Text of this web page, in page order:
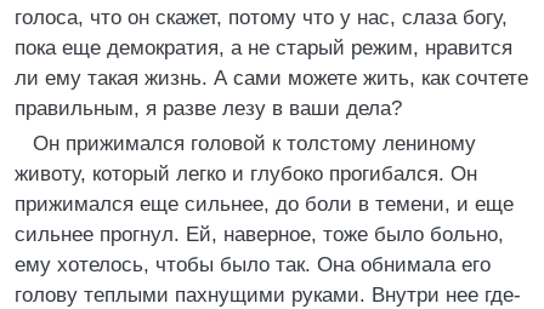
голоса, что он скажет, потому что у нас, слаза богу,
пока еще демократия, а не старый режим, нравится
ли ему такая жизнь. А сами можете жить, как сочтете
правильным, я разве лезу в ваши дела?
Он прижимался головой к толстому лениному
животу, который легко и глубоко прогибался. Он
прижимался еще сильнее, до боли в темени, и еще
сильнее прогнул. Ей, наверное, тоже было больно,
ему хотелось, чтобы было так. Она обнимала его
голову теплыми пахнущими руками. Внутри нее где-